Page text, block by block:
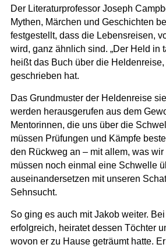
Der Literaturprofessor Joseph
Mythen, Märchen und Geschichten
festgestellt, dass die Lebensreisen,
wird, ganz ähnlich sind. „Der Held in
heißt das Buch über die
geschrieben hat.
Das Grundmuster der Heldenreise
werden herausgerufen aus dem
Mentorinnen, die uns über die
müssen Prüfungen und Kämpfe
den Rückweg an – mit allem, was
müssen noch einmal eine Schwelle
auseinandersetzen mit unseren
Sehnsucht.
So ging es auch mit Jakob weiter.
erfolgreich, heiratet dessen Töchter
wovon er zu Hause geträumt hatte.